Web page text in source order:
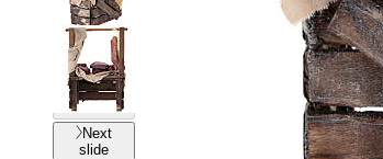
Previous
Next
slide